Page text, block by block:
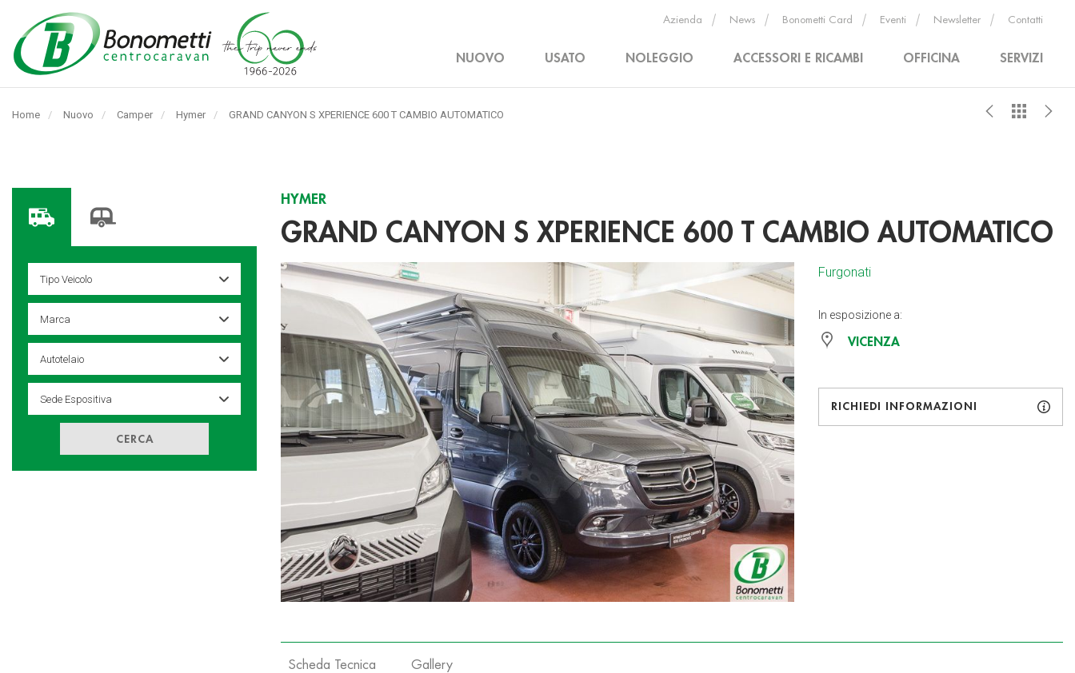
Automarket
Srl
NUOVO USATO NOLEGGIO ACCESSORI E RICAMBI OFFICINA SERVIZI
Azienda News Bonometti Card Eventi Newsletter Contatti
Home Nuovo Camper Hymer
Pagina
GRAND CANYON S XPERIENCE 600 T CAMBIO AUTOMATICO
CERCA
HYMER
GRAND CANYON S XPERIENCE 600 T CAMBIO AUTOMATICO
Furgonati
In esposizione a:
VICENZA
RICHIEDI INFORMAZIONI
Scheda Tecnica Gallery